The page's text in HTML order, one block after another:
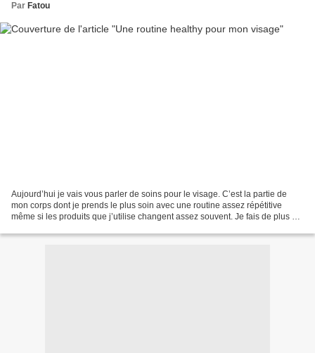
Par Fatou
Aujourd’hui je vais vous parler de soins pour le visage. C’est la partie de
mon corps dont je prends le plus soin avec une routine assez répétitive
même si les produits que j’utilise changent assez souvent. Je fais de plus en